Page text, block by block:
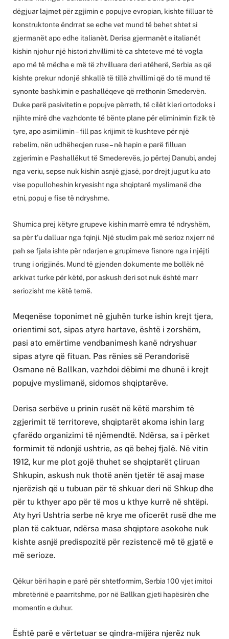
dëgjuar lajmet për zgjimin e popujve evropian, kishte filluar të
konstruktonte ëndrrat se edhe vet mund të behet shtet si
gjermanët apo edhe italianët. Derisa gjermanët e italianët
kishin njohur një histori zhvillimi të ca shteteve më të vogla
apo më të mëdha e më të zhvilluara deri atëherë, Serbia as që
kishte prekur ndonjë shkallë të tillë zhvillimi që do të mund të
synonte bashkimin e pashallëqeve që rrethonin Smedervën.
Duke parë pasivitetin e popujve përreth, të cilët kleri ortodoks i
njihte mirë dhe vazhdonte të bënte plane për eliminimin fizik të
tyre, apo asimilimin – fill pas krijimit të kushteve për një
rebelim, nën udhëheqjen ruse – në hapin e parë filluan
zgjerimin e Pashallëkut të Smederevës, jo përtej Danubi, andej
nga veriu, sepse nuk kishin asnjë gjasë, por drejt jugut ku ato
vise populloheshin kryesisht nga shqiptarë myslimanë dhe
etni, popuj e fise të ndryshme.
Shumica prej këtyre grupeve kishin marrë emra të ndryshëm,
sa për t’u dalluar nga fqinji. Një studim pak më serioz nxjerr në
pah se fjala ishte për ndarjen e grupimeve fisnore nga i njëjti
trung i origjinës. Mund të gjenden dokumente me bollëk në
arkivat turke për këtë, por askush deri sot nuk është marr
seriozisht me këtë temë.
Meqenëse toponimet në gjuhën turke ishin krejt tjera,
orientimi sot, sipas atyre hartave, është i zorshëm,
pasi ato emërtime vendbanimesh kanë ndryshuar
sipas atyre që fituan. Pas rënies së Perandorisë
Osmane në Ballkan, vazhdoi dëbimi me dhunë i krejt
popujve myslimanë, sidomos shqiptarëve.
Derisa serbëve u prinin rusët në këtë marshim të
zgjerimit të territoreve, shqiptarët akoma ishin larg
çfarëdo organizimi të njëmendtë. Ndërsa, sa i përket
formimit të ndonjë ushtrie, as që behej fjalë. Në vitin
1912, kur me plot gojë thuhet se shqiptarët çliruan
Shkupin, askush nuk thotë anën tjetër të asaj mase
njerëzish që u tubuan për të shkuar deri në Shkup dhe
për tu kthyer apo për të mos u kthye kurrë në shtëpi.
Aty hyri Ushtria serbe në krye me oficerët rusë dhe me
plan të caktuar, ndërsa masa shqiptare asokohe nuk
kishte asnjë predispozitë për rezistencë më të gjatë e
më serioze.
Qëkur bëri hapin e parë për shtetformim, Serbia 100 vjet imitoi
mbretërinë e paarritshme, por në Ballkan gjeti hapësirën dhe
momentin e duhur.
Është parë e vërtetuar se qindra-mijëra njerëz nuk